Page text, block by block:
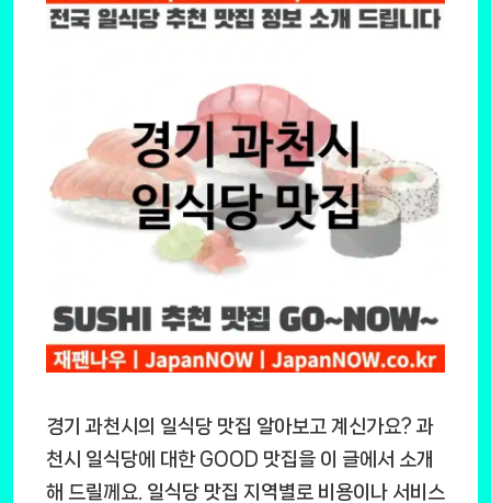
경기 과천시의 일식당 맛집 알아보고 계신가요? 과
천시 일식당에 대한 GOOD 맛집을 이 글에서 소개
해 드릴께요. 일식당 맛집 지역별로 비용이나 서비스